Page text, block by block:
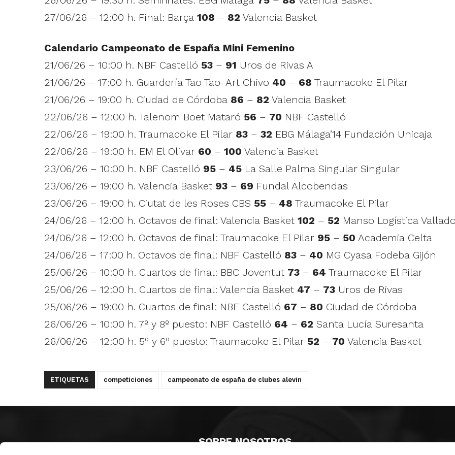
27/06/26 – 12:00 h. Final: Barça 108 – 82 Valencia Basket
Calendario Campeonato de España Mini Femenino
21/06/26 – 10:00 h. NBF Castelló 53– 91 Uros de Rivas A
21/06/26 – 17:00 h. Guardería Tao Tao-Art Chivo 40 – 68 Traumacoke El Pilar
21/06/26 – 19:00 h. Ciudad de Córdoba 86 – 82 Valencia Basket
22/06/26 – 12:00 h. Talenom Boet Mataró 56 – 70 NBF Castelló
22/06/26 – 19:00 h. Traumacoke El Pilar 83– 32 EBG Málaga’14 Fundación Unicaja
22/06/26 – 19:00 h. EM El Olivar 60 – 100 Valencia Basket
23/06/26 – 10:00 h. NBF Castelló 95– 45La Salle Palma Singular Singular
23/06/26 – 19:00 h. Valencia Basket 93– 69 Fundal Alcobendas
23/06/26 – 19:00 h. Ciutat de les Roses CBS 55– 48 Traumacoke El Pilar
24/06/26 – 12:00 h. Octavos de final: Valencia Basket 102 – 52 Manso Logística
24/06/26 – 12:00 h. Octavos de final: Traumacoke El Pilar 95– 50 Academia Celta
24/06/26 – 17:00 h. Octavos de final: NBF Castelló 83– 40 MG Cyasa Fodeba Gijón
25/06/26 – 10:00 h. Cuartos de final: BBC Joventut 73– 64 Traumacoke El Pilar
25/06/26 – 12:00 h. Cuartos de final: Valencia Basket 47 – 73Uros de Rivas
25/06/26 – 19:00 h. Cuartos de final: NBF Castelló 67 – 80 Ciudad de Córdoba
26/06/26 – 10:00 h. 7º y 8º puesto: NBF Castelló 64 – 62 Santa Lucía Suresanta
26/06/26 – 12:00 h. 5º y 6º puesto: Traumacoke El Pilar 52 – 70 Valencia Basket
ETIQUETAS competiciones campeonato de españa de clubes alevin
SOBRE NOSOTROS